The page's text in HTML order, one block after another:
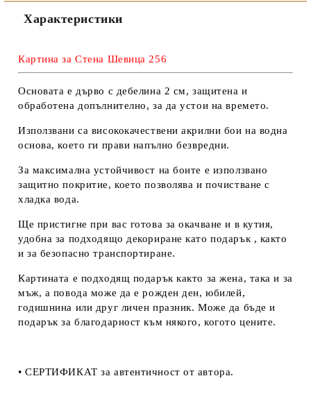
Ние ще се свържем с вас в рамките на работния ден.
Характеристики
Картина за Стена Шевица 256
Основата е дърво с дебелина 2 см, защитена и
обработена допълнително, за да устои на времето.
Използвани са висококачествени акрилни бои на водна
основа, което ги прави напълно безвредни.
За максимална устойчивост на боите е използвано
защитно покритие, което позволява и почистване с
хладка вода.
Ще пристигне при вас готова за окачване и в кутия,
удобна за подходящо декориране като подарък , както
и за безопасно транспортиране.
Картината е подходящ подарък както за жена, така и за
мъж, а повода може да е рожден ден, юбилей,
годишнина или друг личен празник. Може да бъде и
подарък за благодарност към някого, когото цените.
• СЕРТИФИКАТ за автентичност от автора.